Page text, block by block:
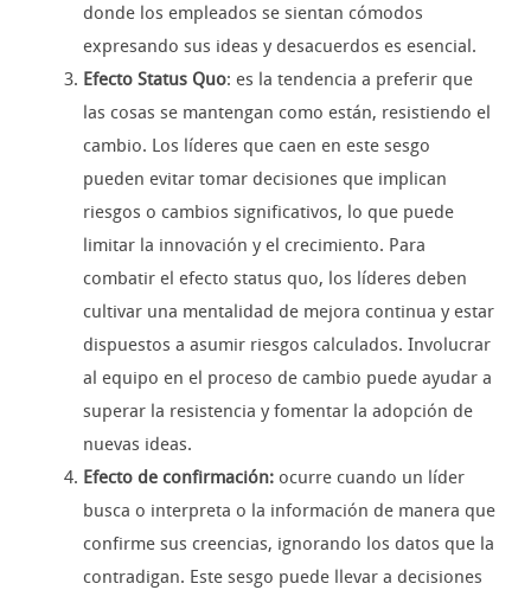
donde los empleados se sientan cómodos
expresando sus ideas y desacuerdos es esencial.
Efecto Status Quo: es la tendencia a preferir que
las cosas se mantengan como están, resistiendo el
cambio. Los líderes que caen en este sesgo
pueden evitar tomar decisiones que implican
riesgos o cambios significativos, lo que puede
limitar la innovación y el crecimiento. Para
combatir el efecto status quo, los líderes deben
cultivar una mentalidad de mejora continua y estar
dispuestos a asumir riesgos calculados. Involucrar
al equipo en el proceso de cambio puede ayudar a
superar la resistencia y fomentar la adopción de
nuevas ideas.
Efecto de confirmación: ocurre cuando un líder
busca o interpreta o la información de manera que
confirme sus creencias, ignorando los datos que la
contradigan. Este sesgo puede llevar a decisiones